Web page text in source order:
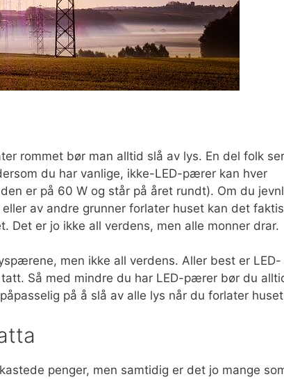
rommet bør man alltid slå av lys. En del folk ser
du har vanlige, ikke-LED-pærer kan hver
er på 60 W og står på året rundt). Om du
av andre grunner forlater huset kan det
Det er jo ikke all verdens, men alle monner drar.
men ikke all verdens. Aller best er LED-
Så med mindre du har LED-pærer bør du
på å slå av alle lys når du forlater
penger, men samtidig er det jo mange